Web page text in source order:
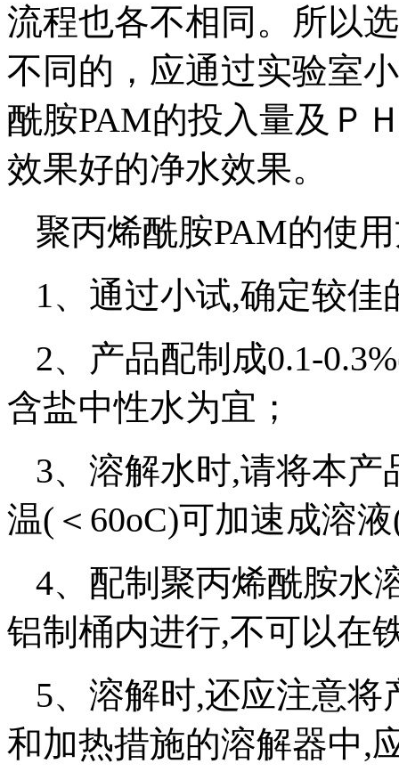
流程也各不相同。所以
不同的，应通过实验室
酰胺PAM的投入量及Ｐ
效果好的净水效果。
聚丙烯酰胺PAM的使
1、通过小试,确定较
2、产品配制成0.1-
含盐中性水为宜；
3、溶解水时,请将本
温(＜60oC)可加速成溶
4、配制聚丙烯酰胺水
铝制桶内进行,不可以在
5、溶解时,还应注意
和加热措施的溶解器中,